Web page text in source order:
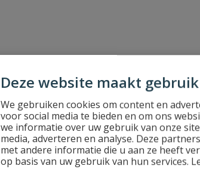
Deze website maakt
We gebruiken cookies om content en
voor social media te bieden en om ons
we informatie over uw gebruik van onze
media, adverteren en analyse. Deze
met andere informatie die u aan ze heeft
op basis van uw gebruik van hun services.